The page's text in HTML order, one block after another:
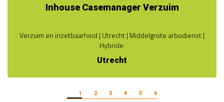
Inhouse Casemanager Verzuim
Verzuim en inzetbaarheid | Utrecht | Middelgrote arbodienst |
Hybride
Utrecht
1 2 3 4 5 6